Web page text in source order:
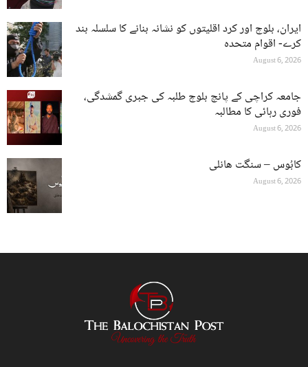
ایران، بلوچ اور کرد اقلیتوں کو نشانہ بنانے کا سلسلہ بند
کرے- اقوام متحدہ
August 6, 2026
جامعہ کراچی کے پانچ بلوچ طلبہ کی جبری گمشدگی،
فوری رہائی کا مطالبہ
August 6, 2026
کابُوس – سنگت ھانلی
August 6, 2026